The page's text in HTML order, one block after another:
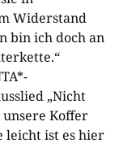
Widerstand
bin ich doch an
„Nicht
Koffer
leicht ist es hier